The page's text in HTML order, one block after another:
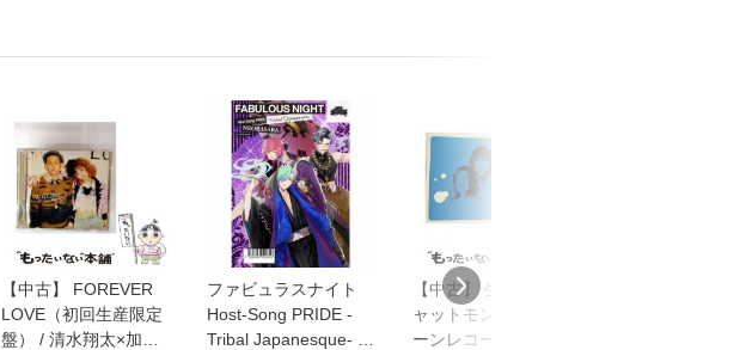
【中古】 FOREVER
LOVE（初回生産限定
盤） / 清水翔太×加藤
ファビュラスナイト
Host-Song PRIDE -
Tribal Japanesque- ネ
【中古】 生命力 / チ
ャットモンチー / キュ
ーンレコード [CD]